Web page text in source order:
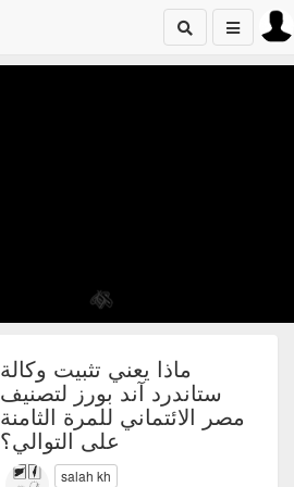
ماذا يعني تثبيت وكالة
ستاندرد آند بورز لتصنيف
مصر الائتماني للمرة الثامنة
على التوالي؟
salah kh